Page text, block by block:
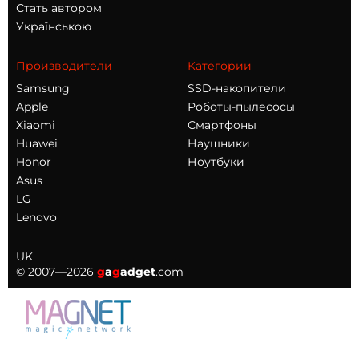
Стать автором
Українською
Производители
Samsung
Apple
Xiaomi
Huawei
Honor
Asus
LG
Lenovo
Категории
SSD-накопители
Роботы-пылесосы
Смартфоны
Наушники
Ноутбуки
UK
© 2007—2026 gagadget.com